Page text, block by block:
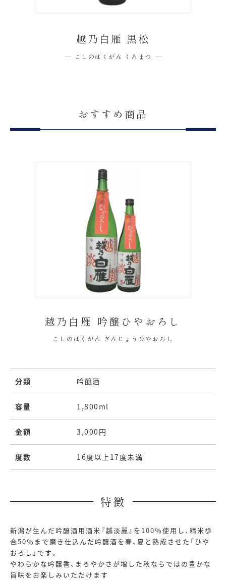
越乃白雁 黒松
こしのはくがん くろまつ
おすすめ商品
越乃白雁 吟醸ひやおろし
こしのはくがん ぎんじょうひやおろし
分類 吟醸酒
容量 1,800ml
金額 3,000円
度数 16度以上17度未満
特徴
新潟が生んだ吟醸酒用酒米『越淡麗』を100％使用し、精米歩
合50％まで磨き仕込んだ吟醸酒を春、夏と熟成させた「ひや
おろし」です。
やわらかな吟醸香、まろやかさが増した秋ならではの豊かな
旨味をお楽しみいただけます